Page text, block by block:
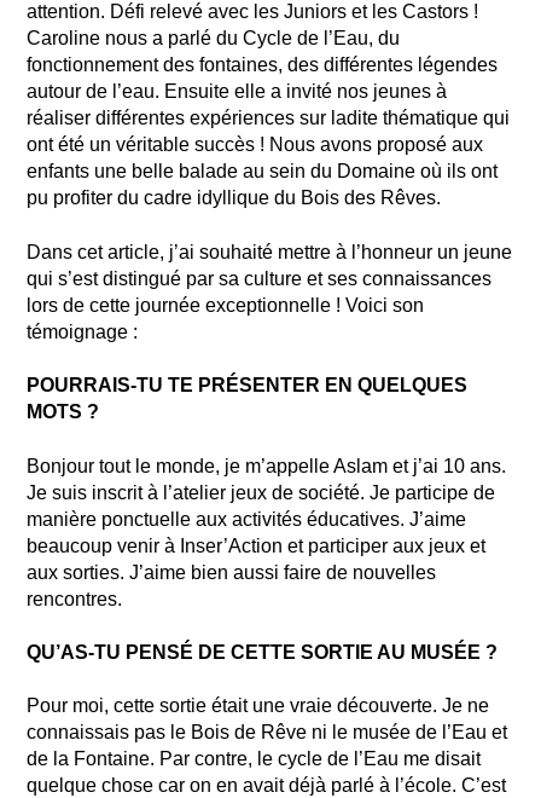
attention. Défi relevé avec les Juniors et les Castors !
Caroline nous a parlé du Cycle de l’Eau, du
fonctionnement des fontaines, des différentes légendes
autour de l’eau. Ensuite elle a invité nos jeunes à
réaliser différentes expériences sur ladite thématique qui
ont été un véritable succès ! Nous avons proposé aux
enfants une belle balade au sein du Domaine où ils ont
pu profiter du cadre idyllique du Bois des Rêves.
Dans cet article, j’ai souhaité mettre à l’honneur un jeune
qui s’est distingué par sa culture et ses connaissances
lors de cette journée exceptionnelle ! Voici son
témoignage :
POURRAIS-TU TE PRÉSENTER EN QUELQUES
MOTS ?
Bonjour tout le monde, je m’appelle Aslam et j’ai 10 ans.
Je suis inscrit à l’atelier jeux de société. Je participe de
manière ponctuelle aux activités éducatives. J’aime
beaucoup venir à Inser’Action et participer aux jeux et
aux sorties. J’aime bien aussi faire de nouvelles
rencontres.
QU’AS-TU PENSÉ DE CETTE SORTIE AU MUSÉE ?
Pour moi, cette sortie était une vraie découverte. Je ne
connaissais pas le Bois de Rêve ni le musée de l’Eau et
de la Fontaine. Par contre, le cycle de l’Eau me disait
quelque chose car on en avait déjà parlé à l’école. C’est